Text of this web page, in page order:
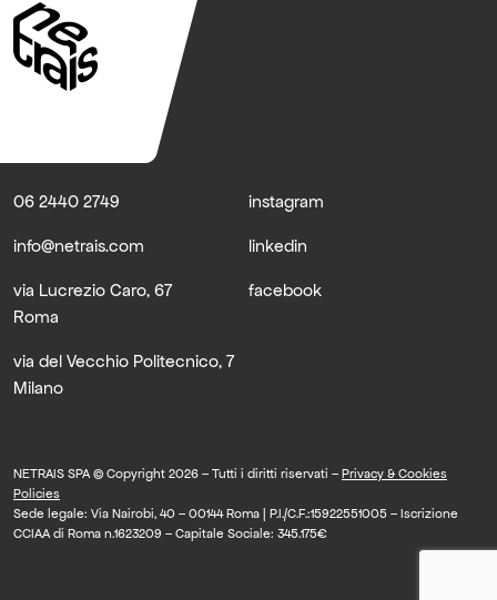
06 2440 2749
info@netrais.com
via Lucrezio Caro, 67
Roma
via del Vecchio Politecnico, 7
Milano
instagram
linkedin
facebook
NETRAIS SPA © Copyright 2026 – Tutti i diritti riservati – Privacy & Cookies
Policies
Sede legale: Via Nairobi, 40 – 00144 Roma | P.I./C.F.:15922551005 – Iscrizione
CCIAA di Roma n.1623209 – Capitale Sociale: 345.175€